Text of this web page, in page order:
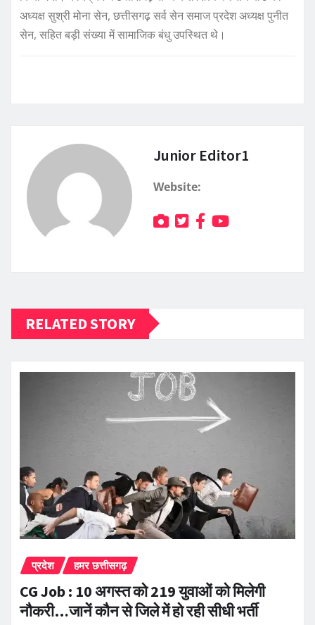
अध्यक्ष सुश्री मोना सेन, छत्तीसगढ़ सर्व सेन समाज प्रदेश अध्यक्ष पुनीत
सेन, सहित बड़ी संख्या में सामाजिक बंधु उपस्थित थे।
Junior Editor1
Website:
RELATED STORY
प्रदेश हमर छत्तीसगढ़
CG Job : 10 अगस्त को 219 युवाओं को मिलेगी
नौकरी…जानें कौन से जिले में हो रही सीधी भर्ती